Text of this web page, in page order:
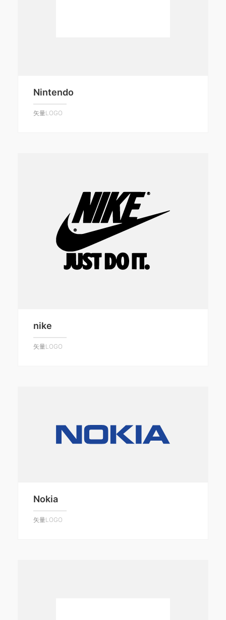
Nintendo
矢量LOGO
nike
矢量LOGO
Nokia
矢量LOGO